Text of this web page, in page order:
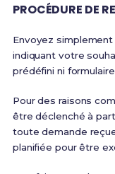
PROCÉDURE DE
Envoyez simplement
indiquant votre
prédéfini ni
Pour des raisons
être déclenché à
toute demande
planifiée pour être